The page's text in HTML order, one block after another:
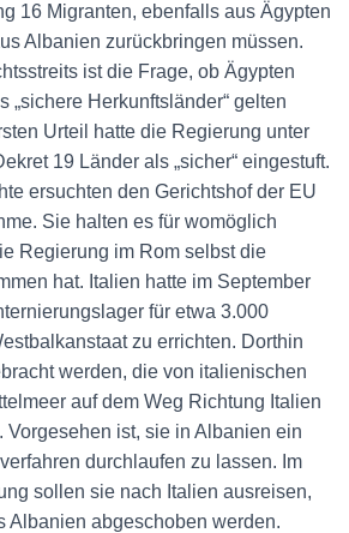
16 Migranten, ebenfalls aus Ägypten
Albanien zurückbringen müssen.
ist die Frage, ob Ägypten
„sichere Herkunftsländer“ gelten
Urteil hatte die Regierung unter
19 Länder als „sicher“ eingestuft.
ersuchten den Gerichtshof der EU
Sie halten es für womöglich
Regierung im Rom selbst die
hat. Italien hatte im September
für etwa 3.000
zu errichten. Dorthin
werden, die von italienischen
auf dem Weg Richtung Italien
Vorgesehen ist, sie in Albanien ein
durchlaufen zu lassen. Im
sollen sie nach Italien ausreisen,
Albanien abgeschoben werden.